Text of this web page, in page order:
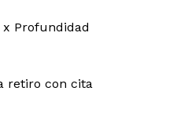
Profundidad
retiro con cita